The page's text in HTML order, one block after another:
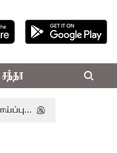
இன்றைய ராசிபலன்